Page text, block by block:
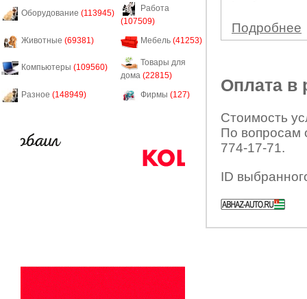
Оборудование (113945)
Работа
(107509)
Животные (69381) Мебель (41253)
Компьютеры (109560)
Товары для
дома (22815)
Разное (148949) Фирмы (127)
Подробнее
Оплата в
Стоимость
По вопросам
774-17-71.
ID